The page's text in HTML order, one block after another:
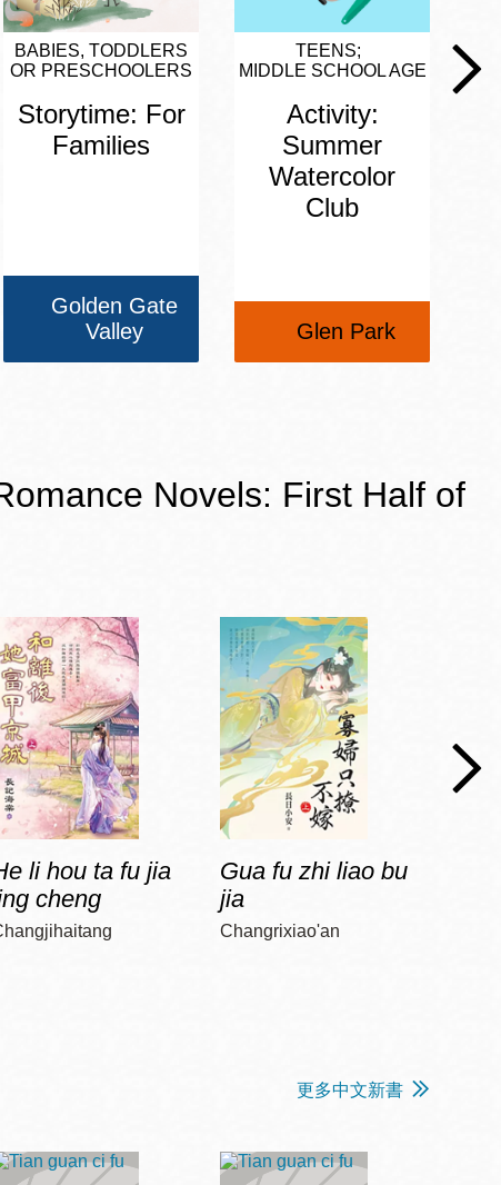
BABIES, TODDLERS
OR PRESCHOOLERS
Storytime: For
Families
Golden Gate
Valley
TEENS
MIDDLE SCHOOL AGE
Activity:
Summer
Watercolor
Club
Glen Park
Novels: First Half of
li hou ta fu jia
cheng
Gua fu zhi liao bu
jia
Changrixiao'an
更多中文新書